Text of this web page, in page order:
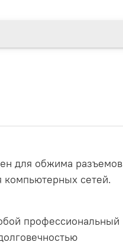
для обжима разъемов
компьютерных сетей.
профессиональный